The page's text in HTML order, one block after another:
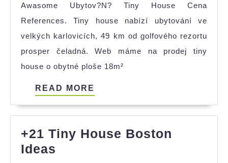
Tiny
Homes
Legal
Ideas
Awasome Ubytov?N? Tiny House Cena
References. Tiny house nabízí ubytování ve
velkých karlovicích, 49 km od golfového rezortu
prosper čeladná. Web máme na prodej tiny
house o obytné ploše 18m²
READ MORE
+21 Tiny House Boston
Ideas